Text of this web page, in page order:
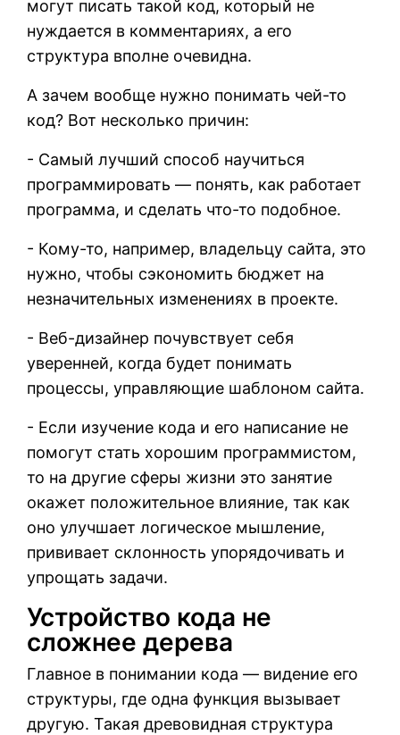
могут писать такой код, который не
нуждается в комментариях, а его
структура вполне очевидна.
А зачем вообще нужно понимать чей-то
код? Вот несколько причин:
- Самый лучший способ научиться
программировать — понять, как работает
программа, и сделать что-то подобное.
- Кому-то, например, владельцу сайта, это
нужно, чтобы сэкономить бюджет на
незначительных изменениях в проекте.
- Веб-дизайнер почувствует себя
уверенней, когда будет понимать
процессы, управляющие шаблоном сайта.
- Если изучение кода и его написание не
помогут стать хорошим программистом,
то на другие сферы жизни это занятие
окажет положительное влияние, так как
оно улучшает логическое мышление,
прививает склонность упорядочивать и
упрощать задачи.
Устройство кода не
сложнее дерева
Главное в понимании кода — видение его
структуры, где одна функция вызывает
другую. Такая древовидная структура